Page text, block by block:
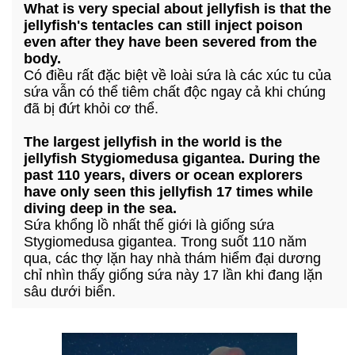
What is very special about jellyfish is that the
jellyfish's tentacles can still inject poison
even after they have been severed from the
body.
Có điều rất đặc biệt về loài sứa là các xúc tu của
sứa vẫn có thể tiêm chất độc ngay cả khi chúng
đã bị đứt khỏi cơ thể.
The largest jellyfish in the world is the
jellyfish Stygiomedusa gigantea. During the
past 110 years, divers or ocean explorers
have only seen this jellyfish 17 times while
diving deep in the sea.
Sứa khổng lồ nhất thế giới là giống sứa
Stygiomedusa gigantea. Trong suốt 110 năm
qua, các thợ lặn hay nhà thám hiểm đại dương
chỉ nhìn thấy giống sứa này 17 lần khi đang lặn
sâu dưới biển.